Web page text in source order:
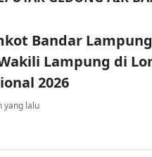
Bandar
Lampung di
2026
yang lalu